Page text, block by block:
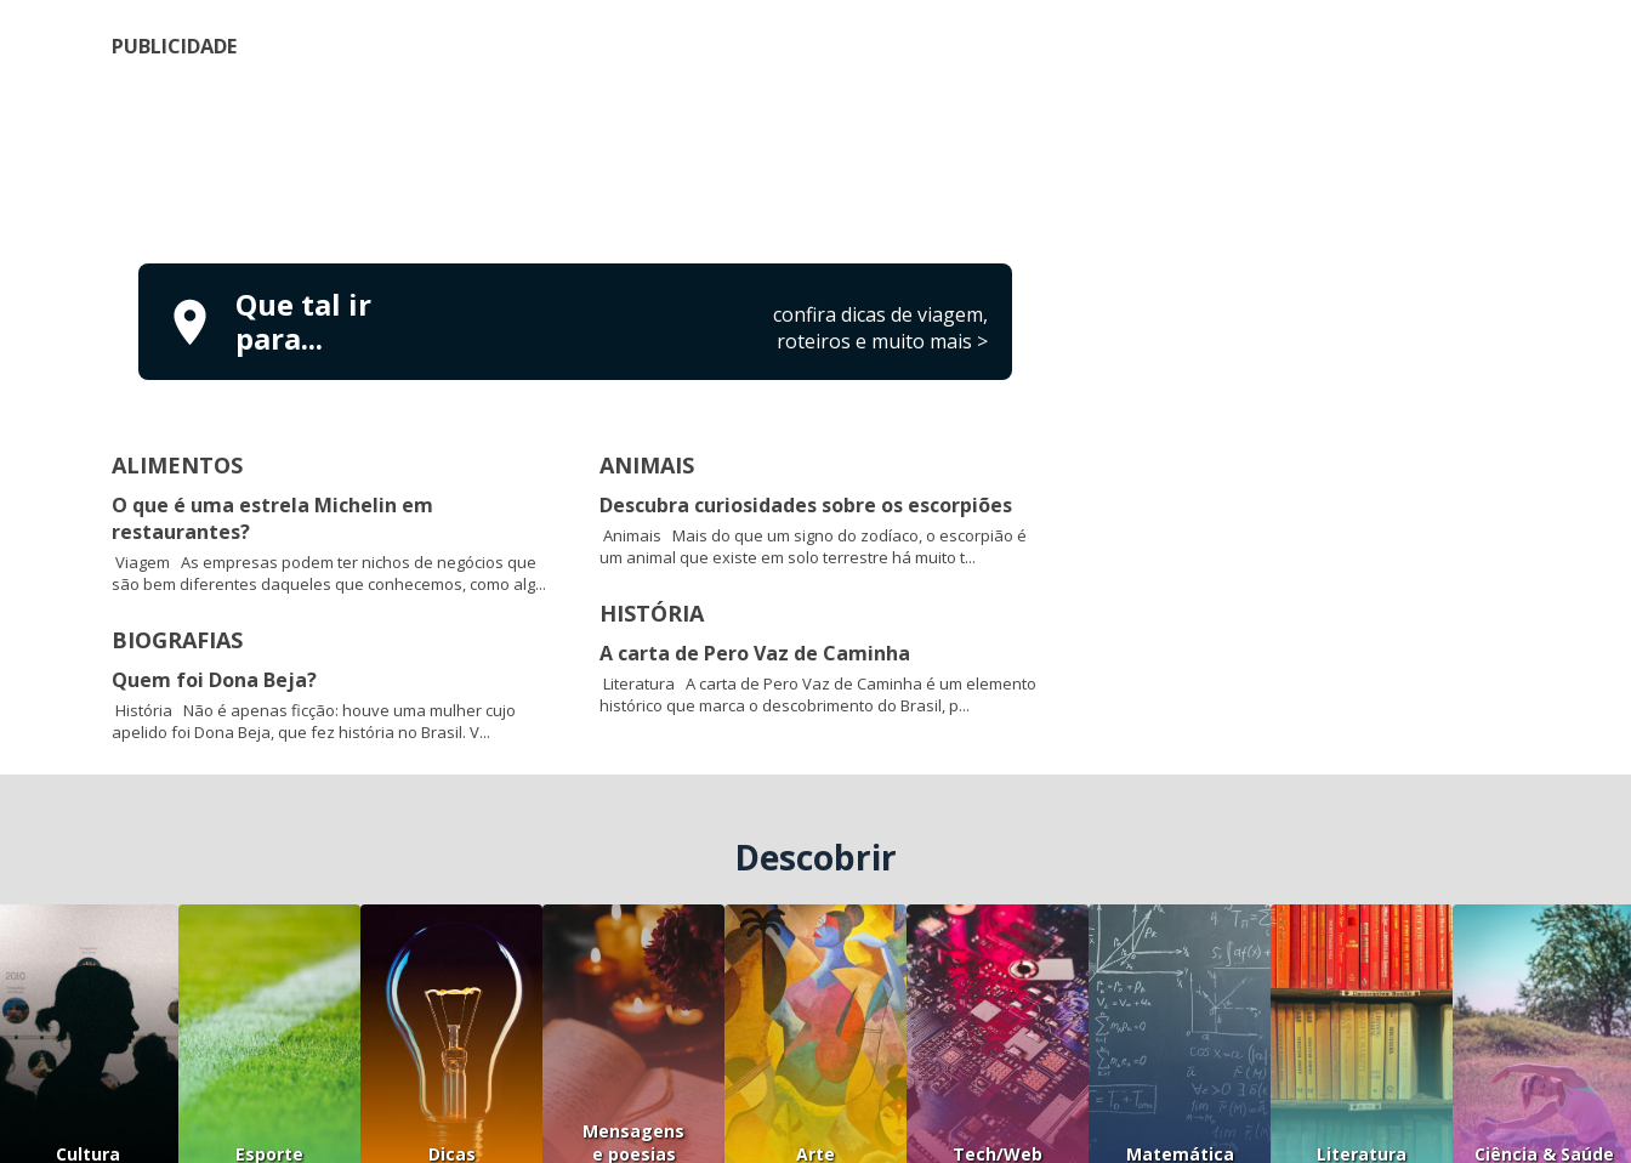
PUBLICIDADE
Que tal ir
para...
confira dicas de viagem,
roteiros e muito mais >
ALIMENTOS
O que é uma estrela Michelin em
restaurantes?
Viagem As empresas podem ter nichos de negócios que
são bem diferentes daqueles que conhecemos, como alg...
BIOGRAFIAS
Quem foi Dona Beja?
História Não é apenas ficção: houve uma mulher cujo
apelido foi Dona Beja, que fez história no Brasil. V...
ANIMAIS
Descubra curiosidades sobre os escorpiões
Animais Mais do que um signo do zodíaco, o escorpião é
um animal que existe em solo terrestre há muito t...
HISTÓRIA
A carta de Pero Vaz de Caminha
Literatura A carta de Pero Vaz de Caminha é um elemento
histórico que marca o descobrimento do Brasil, p...
Descobrir
Cultura Esporte Dicas
Mensagens
e poesias
Arte Tech/Web Matemática Literatura Ciência & Saúde